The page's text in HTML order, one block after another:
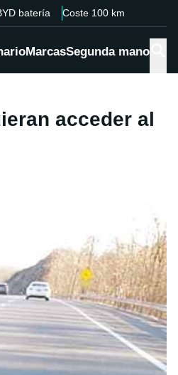
batería Coste 100 km
MarcasSegunda mano
acceder al